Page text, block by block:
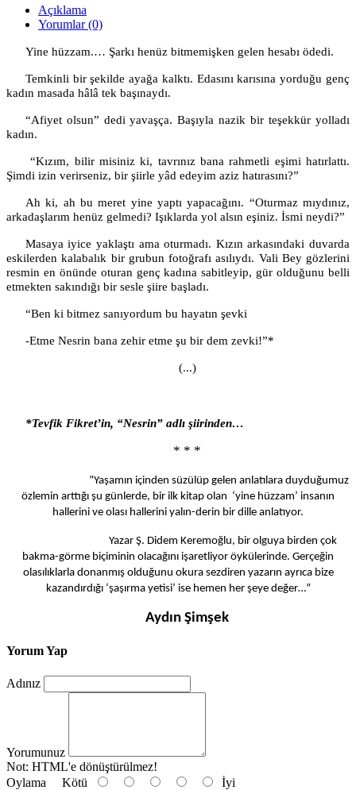
Açıklama
Yorumlar (0)
Yine hüzzam.… Şarkı henüz bitmemişken gelen hesabı ödedi.
Temkinli bir şekilde ayağa kalktı. Edasını karısına yorduğu genç
kadın masada hâlâ tek başınaydı.
“Afiyet olsun” dedi yavaşça. Başıyla nazik bir teşekkür yolladı
kadın.
“Kızım, bilir misiniz ki, tavrınız bana rahmetli eşimi hatırlattı.
Şimdi izin verirseniz, bir şiirle yâd edeyim aziz hatırasını?”
Ah ki, ah bu meret yine yaptı yapacağını. “Oturmaz mıydınız,
arkadaşlarım henüz gelmedi? Işıklarda yol alsın eşiniz. İsmi neydi?”
Masaya iyice yaklaştı ama oturmadı. Kızın arkasındaki duvarda
eskilerden kalabalık bir grubun fotoğrafı asılıydı. Vali Bey gözlerini
resmin en önünde oturan genç kadına sabitleyip, gür olduğunu belli
etmekten sakındığı bir sesle şiire başladı.
“Ben ki bitmez sanıyordum bu hayatın şevki
-Etme Nesrin bana zehir etme şu bir dem zevki!”*
(...)
*Tevfik Fikret’in, “Nesrin” adlı şiirinden…
* * *
“Yaşamın içinden süzülüp gelen anlatılara duyduğumuz
özlemin arttığı şu günlerde, bir ilk kitap olan ‘yine hüzzam’ insanın
hallerini ve olası hallerini yalın-derin bir dille anlatıyor.
Yazar Ş. Didem Keremoğlu, bir olguya birden çok
bakma-görme biçiminin olacağını işaretliyor öykülerinde. Gerçeğin
olasılıklarla donanmış olduğunu okura sezdiren yazarın ayrıca bize
kazandırdığı ‘şaşırma yetisi’ ise hemen her şeye değer…”
Aydın Şimşek
Yorum Yap
Adınız
Yorumunuz
Not: HTML'e dönüştürülmez!
Oylama Kötü İyi